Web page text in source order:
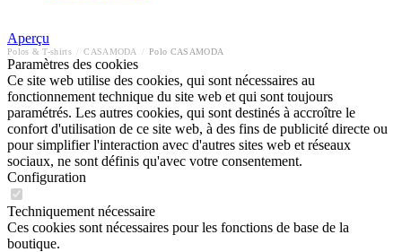
Aperçu
Polos & T-shirts CASAMODA Polo CASAMODA
Paramètres des cookies
Ce site web utilise des cookies, qui sont nécessaires au
fonctionnement technique du site web et qui sont toujours
paramétrés. Les autres cookies, qui sont destinés à accroître le
confort d'utilisation de ce site web, à des fins de publicité directe ou
pour simplifier l'interaction avec d'autres sites web et réseaux
sociaux, ne sont définis qu'avec votre consentement.
Configuration
Techniquement nécessaire
Ces cookies sont nécessaires pour les fonctions de base de la
boutique.